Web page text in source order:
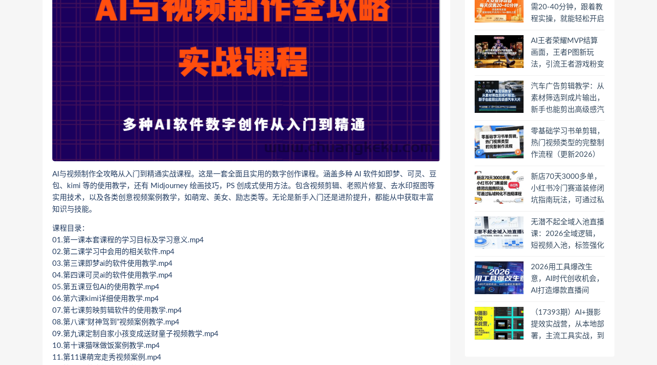
AI与视频制作全攻略从入门到精通实战课程。这是一套全面且实用的数字创作课程。涵盖多种 AI 软件如即梦、可灵、豆
包、kimi 等的使用教学，还有 Midjourney 绘画技巧，PS 创成式使用方法。包含视频剪辑、老照片修复、去水印抠图等
实用技术，以及各类创意视频案例教学，如萌宠、美女、励志类等。无论是新手入门还是进阶提升，都能从中获取丰富
知识与技能。
课程目录：
01.第一课本套课程的学习目标及学习意义.mp4
02.第二课学习中会用的相关软件.mp4
03.第三课即梦ai的软件使用教学.mp4
04.第四课可灵ai的软件使用教学.mp4
05.第五课豆包Ai的使用教学.mp4
06.第六课kimi详细使用教学.mp4
07.第七课剪映剪辑软件的使用教学.mp4
08.第八课“财神驾到”视频案例教学.mp4
09.第九课定制自家小孩变成送财童子视频教学.mp4
10.第十课猫咪做饭案例教学.mp4
11.第11课萌宠走秀视频案例.mp4
需20-40分钟，跟着教
程实操，就能轻松开启
AI王者荣耀MVP结算
画面，王者P图新玩
法，引流王者游戏粉变
汽车广告剪辑教学：从
素材筛选到成片输出，
新手也能剪出高级感汽
零基础学习书单剪辑，
热门视频类型的完整制
作流程（更新2026）
新店70天3000多单，
小红书冷门赛道装修闭
坑指南玩法，可通过私
无潜不起全域入池直播
课：2026全域逻辑，
短视频入池，标签强化
2026用工具爆改生
意，AI时代创收机会，
AI打造爆款直播间
（17393期）AI+摄影
提效实战营，从本地部
署，主流工具实战，到